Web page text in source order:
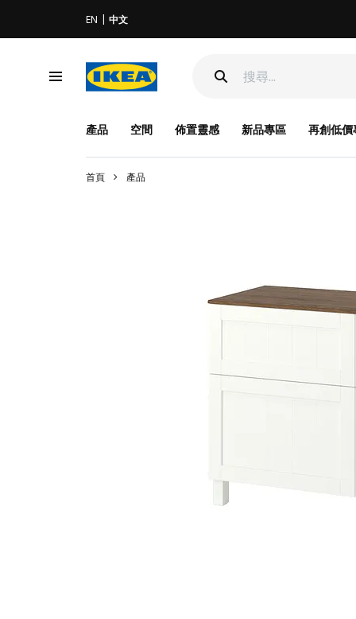
EN 中文
產品 空間 佈置靈感 新品專區 再創低價
首頁 產品